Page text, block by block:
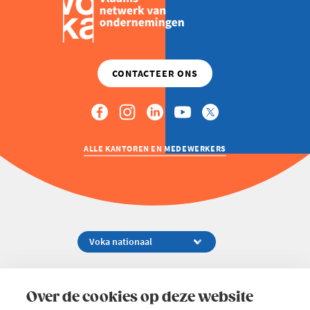
Over de cookies op deze website
ALLE KANTOREN EN MEDEWERKERS
02 229 81 11